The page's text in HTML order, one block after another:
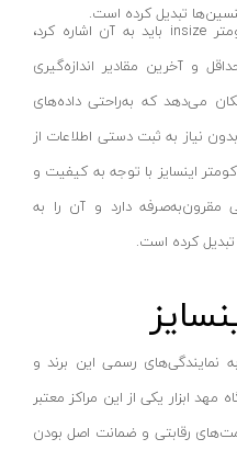
تبدیل کرده است.
یکی از نکات مهمی که در مورد تاکومتر insize باید به آن اشاره کرد،
و آخرین مقادیر اندازه‌گیری
می‌دهد که به‌راحتی داده‌های
نیاز به ثبت دستی اطلاعات از
اینسایز با توجه به کیفیت و
مقرون‌به‌صرفه دارد و آن را به
کرده است.
نمایندگی‌های رسمی این برند و
ابزار یکی از این مراکز معتبر
رقابتی و ضمانت اصل بودن